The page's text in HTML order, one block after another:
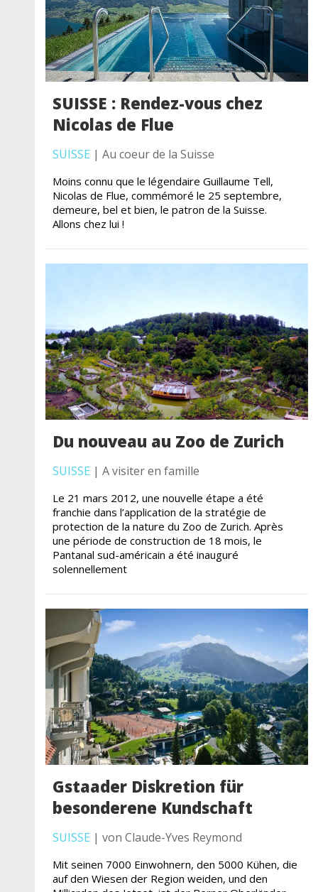
SUISSE : Rendez-vous chez
Nicolas de Flue
SUISSE | Au coeur de la Suisse
Moins connu que le légendaire Guillaume Tell,
Nicolas de Flue, commémoré le 25 septembre,
demeure, bel et bien, le patron de la Suisse.
Allons chez lui !
Du nouveau au Zoo de Zurich
SUISSE | A visiter en famille
Le 21 mars 2012, une nouvelle étape a été
franchie dans l’application de la stratégie de
protection de la nature du Zoo de Zurich. Après
une période de construction de 18 mois, le
Pantanal sud-américain a été inauguré
solennellement
Gstaader Diskretion für
besonderene Kundschaft
SUISSE | von Claude-Yves Reymond
Mit seinen 7000 Einwohnern, den 5000 Kühen, die
auf den Wiesen der Region weiden, und den